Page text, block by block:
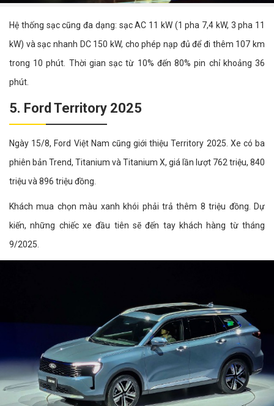
Hệ thống sạc cũng đa dạng: sạc AC 11 kW (1 pha 7,4 kW, 3 pha 11
kW) và sạc nhanh DC 150 kW, cho phép nạp đủ để đi thêm 107 km
trong 10 phút. Thời gian sạc từ 10% đến 80% pin chỉ khoảng 36
phút.
5. Ford Territory 2025
Ngày 15/8, Ford Việt Nam cũng giới thiệu Territory 2025. Xe có ba
phiên bản Trend, Titanium và Titanium X, giá lần lượt 762 triệu, 840
triệu và 896 triệu đồng.
Khách mua chọn màu xanh khói phải trả thêm 8 triệu đồng. Dự
kiến, những chiếc xe đầu tiên sẽ đến tay khách hàng từ tháng
9/2025.